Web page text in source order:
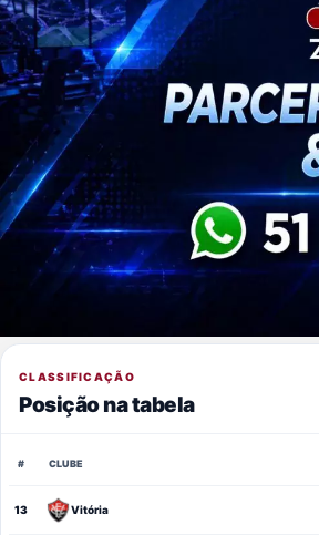
CLASSIFICAÇÃO
Posição na tabela
# CLUBE
13 Vitória